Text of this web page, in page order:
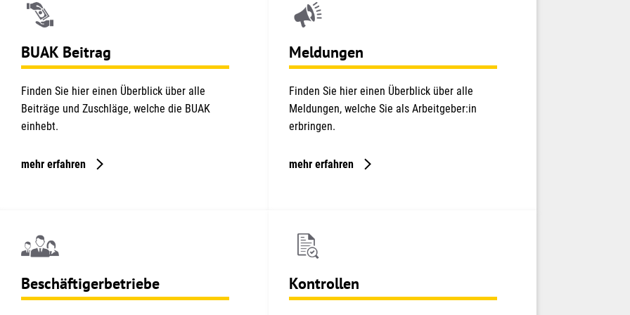
die Unternehmern im Zuge der Vergabe der
und ihre Steuernummer abgestimmt und wird für
, Körperschaftsteuer, etc. genutzt.
oder an die Betriebsbetreuung. Nach der
die erste Zuschlagsvorschreibung erfolgt.
BUAK Beitrag
Finden Sie hier einen Überblick über alle
Beiträge und Zuschläge, welche die BUAK
einhebt.
mehr erfahren
Meldungen
Finden Sie hier einen Überblick über alle
Meldungen, welche Sie als Arbeitgeber:in
erbringen.
mehr erfahren
Beschäftigerbetriebe Kontrollen